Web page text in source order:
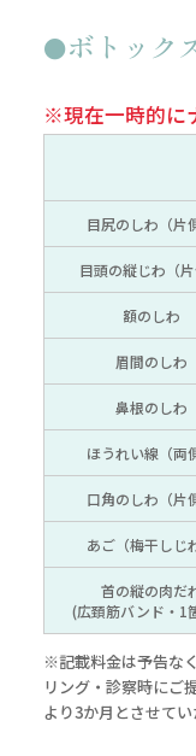
ボトック
※現在一時的に
目尻のしわ（片
目頭の縦じわ（片
額のしわ
眉間のしわ
鼻根のしわ
ほうれい線（両
口角のしわ（片
あご（梅干しじ
首の縦の肉だ
(広頚筋バンド・1
※記載料金は予告な
リング・診察時にご
より3か月とさせてい